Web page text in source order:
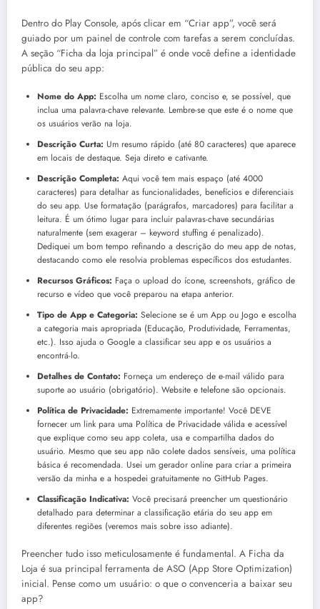
Dentro do Play Console, após clicar em “Criar app”, você será
guiado por um painel de controle com tarefas a serem concluídas.
A seção “Ficha da loja principal” é onde você define a identidade
pública do seu app:
Nome do App: Escolha um nome claro, conciso e, se possível, que
inclua uma palavra-chave relevante. Lembre-se que este é o nome que
os usuários verão na loja.
Descrição Curta: Um resumo rápido (até 80 caracteres) que aparece
em locais de destaque. Seja direto e cativante.
Descrição Completa: Aqui você tem mais espaço (até 4000
caracteres) para detalhar as funcionalidades, benefícios e diferenciais
do seu app. Use formatação (parágrafos, marcadores) para facilitar a
leitura. É um ótimo lugar para incluir palavras-chave secundárias
naturalmente (sem exagerar – keyword stuffing é penalizado).
Dediquei um bom tempo refinando a descrição do meu app de notas,
destacando como ele resolvia problemas específicos dos estudantes.
Recursos Gráficos: Faça o upload do ícone, screenshots, gráfico de
recurso e vídeo que você preparou na etapa anterior.
Tipo de App e Categoria: Selecione se é um App ou Jogo e escolha
a categoria mais apropriada (Educação, Produtividade, Ferramentas,
etc.). Isso ajuda o Google a classificar seu app e os usuários a
encontrá-lo.
Detalhes de Contato: Forneça um endereço de e-mail válido para
suporte ao usuário (obrigatório). Website e telefone são opcionais.
Política de Privacidade: Extremamente importante! Você DEVE
fornecer um link para uma Política de Privacidade válida e acessível
que explique como seu app coleta, usa e compartilha dados do
usuário. Mesmo que seu app não colete dados sensíveis, uma política
básica é recomendada. Usei um gerador online para criar a primeira
versão da minha e a hospedei gratuitamente no GitHub Pages.
Classificação Indicativa: Você precisará preencher um questionário
detalhado para determinar a classificação etária do seu app em
diferentes regiões (veremos mais sobre isso adiante).
Preencher tudo isso meticulosamente é fundamental. A Ficha da
Loja é sua principal ferramenta de ASO (App Store Optimization)
inicial. Pense como um usuário: o que o convenceria a baixar seu
app?